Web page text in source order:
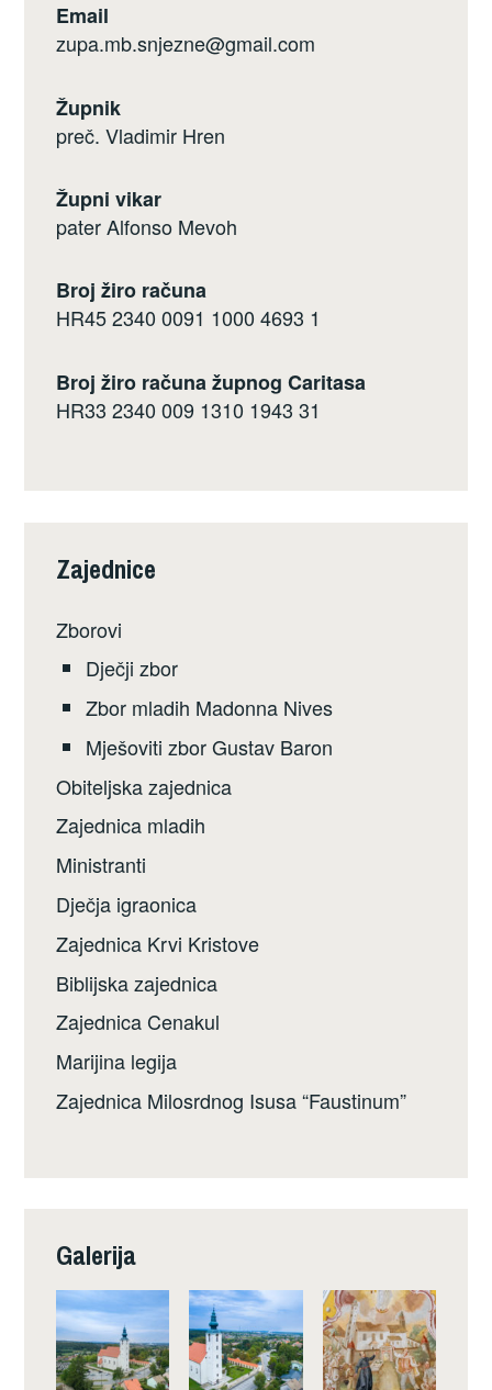
Email
zupa.mb.snjezne@gmail.com
Župnik
preč. Vladimir Hren
Župni vikar
pater Alfonso Mevoh
Broj žiro računa
HR45 2340 0091 1000 4693 1
Broj žiro računa župnog Caritasa
HR33 2340 009 1310 1943 31
Zajednice
Zborovi
Dječji zbor
Zbor mladih Madonna Nives
Mješoviti zbor Gustav Baron
Obiteljska zajednica
Zajednica mladih
Ministranti
Dječja igraonica
Zajednica Krvi Kristove
Biblijska zajednica
Zajednica Cenakul
Marijina legija
Zajednica Milosrdnog Isusa “Faustinum”
Galerija